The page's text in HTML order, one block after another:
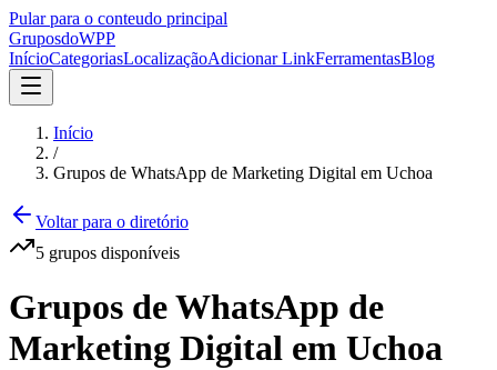
Pular para o conteudo principal
GruposdoWPP
InícioCategoriasLocalizaçãoAdicionar LinkFerramentasBlog
Início
/
Grupos de WhatsApp de Marketing Digital em Uchoa
Voltar para o diretório
5 grupos disponíveis
Grupos de WhatsApp de
Marketing Digital em Uchoa